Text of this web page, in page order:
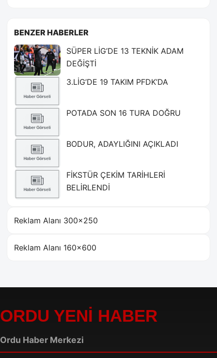
BENZER HABERLER
SÜPER LİG’DE 13 TEKNİK ADAM
DEĞİŞTİ
3.LİG’DE 19 TAKIM PFDK’DA
POTADA SON 16 TURA DOĞRU
BODUR, ADAYLIĞINI AÇIKLADI
FİKSTÜR ÇEKİM TARİHLERİ
BELİRLENDİ
Reklam Alanı 300×250
Reklam Alanı 160×600
ORDU YENİ HABER
Ordu Haber Merkezi